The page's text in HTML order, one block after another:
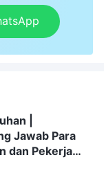
|
Jawab Para
dan Pekerja